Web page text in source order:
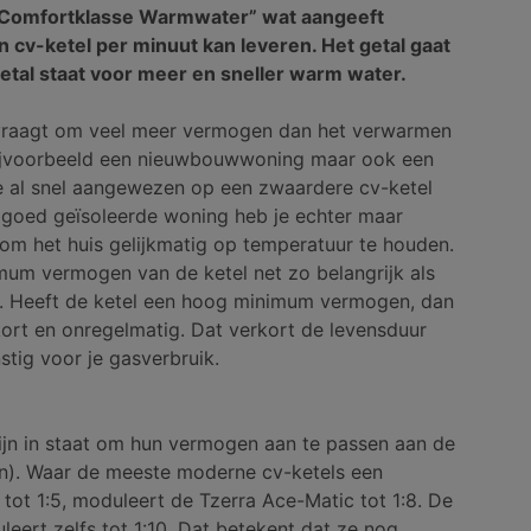
Warmwater” wat aangeeft
cv-ketel per minuut kan leveren. Het getal gaat
staat voor meer en sneller warm water.
om veel meer vermogen dan het verwarmen
een nieuwbouwwoning maar ook een
al snel aangewezen op een zwaardere cv-ketel
geïsoleerde woning heb je echter maar
het huis gelijkmatig op temperatuur te houden.
vermogen van de ketel net zo belangrijk als
Heeft de ketel een hoog minimum vermogen, dan
en onregelmatig. Dat verkort de levensduur
voor je gasverbruik.
in staat om hun vermogen aan te passen aan de
Waar de meeste moderne cv-ketels een
1:5, moduleert de Tzerra Ace-Matic tot 1:8. De